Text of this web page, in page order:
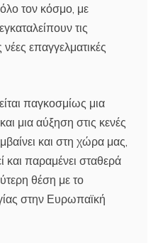
τον κόσμο, με
τις
επαγγελματικές
παγκοσμίως μια
μια αύξηση στις κενές
και στη χώρα μας,
και παραμένει σταθερά
θέση με το
στην Ευρωπαϊκή